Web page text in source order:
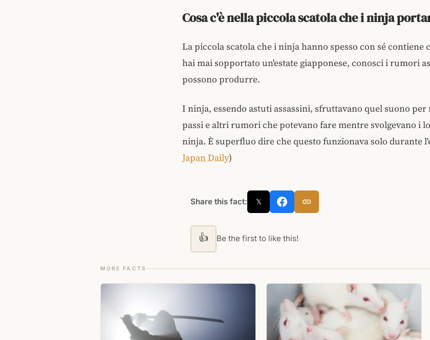
Cosa c'è nella piccola scatola che i ninja
La piccola scatola che i ninja hanno spesso con sé contiene
hai mai sopportato un'estate giapponese, conosci i rumori
possono produrre.
I ninja, essendo astuti assassini, sfruttavano quel suono
passi e altri rumori che potevano fare mentre svolgevano i
ninja. È superfluo dire che questo funzionava solo durante
Japan Daily)
Share this fact: 𝕏
👍 Be the first to like this!
MORE FACTS